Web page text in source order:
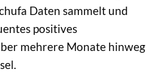
Daten sammelt und
positives
mehrere Monate hinweg